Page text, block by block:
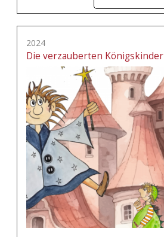
2024
Die verzauberten Königskinder